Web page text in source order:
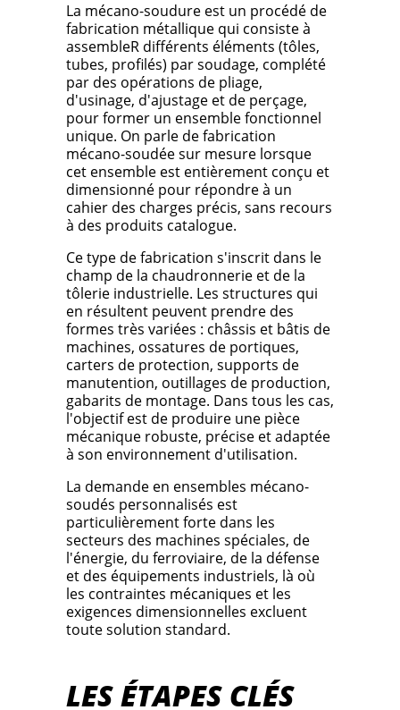
La mécano-soudure est un procédé de
fabrication métallique qui consiste à
assembleR différents éléments (tôles,
tubes, profilés) par soudage, complété
par des opérations de pliage,
d'usinage, d'ajustage et de perçage,
pour former un ensemble fonctionnel
unique. On parle de fabrication
mécano-soudée sur mesure lorsque
cet ensemble est entièrement conçu et
dimensionné pour répondre à un
cahier des charges précis, sans recours
à des produits catalogue.
Ce type de fabrication s'inscrit dans le
champ de la chaudronnerie et de la
tôlerie industrielle. Les structures qui
en résultent peuvent prendre des
formes très variées : châssis et bâtis de
machines, ossatures de portiques,
carters de protection, supports de
manutention, outillages de production,
gabarits de montage. Dans tous les cas,
l'objectif est de produire une pièce
mécanique robuste, précise et adaptée
à son environnement d'utilisation.
La demande en ensembles mécano-
soudés personnalisés est
particulièrement forte dans les
secteurs des machines spéciales, de
l'énergie, du ferroviaire, de la défense
et des équipements industriels, là où
les contraintes mécaniques et les
exigences dimensionnelles excluent
toute solution standard.
LES ÉTAPES CLÉS